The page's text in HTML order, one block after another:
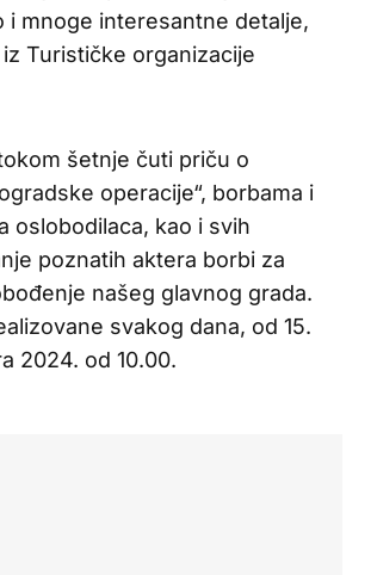
i mnoge interesantne detalje,
Turističke organizacije
šetnje čuti priču o
operacije“, borbama i
oslobodilaca, kao i svih
poznatih aktera borbi za
našeg glavnog grada.
svakog dana, od 15.
2024. od 10.00.